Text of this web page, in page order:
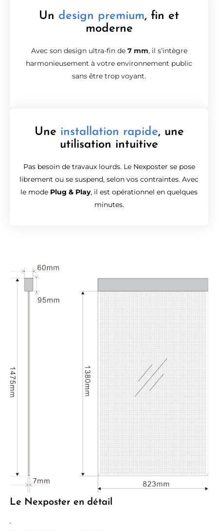
Un design premium, fin et
moderne
Avec son design ultra-fin de7 mm, il s’intègre
harmonieusement à votre environnement public
sans être trop voyant.
Une installation rapide, une
utilisation intuitive
Pas besoin de travaux lourds. Le Nexposter se pose
librement ou se suspend, selon vos contraintes. Avec
le mode Plug & Play, il est opérationnel en quelques
minutes.
Le Nexposter en détail